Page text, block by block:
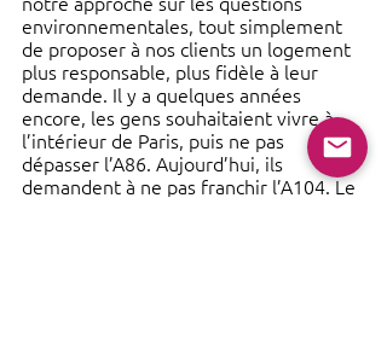
environnementales, tout simplement
de proposer à nos clients un logement
plus responsable, plus fidèle à leur
demande. Il y a quelques années
encore, les gens souhaitaient vivre à
l’intérieur de Paris, puis ne pas
dépasser l’A86. Aujourd’hui, ils
demandent à ne pas franchir l’A104. Le